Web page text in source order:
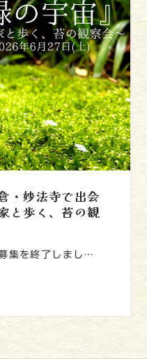
・妙法寺で出会
と歩く、苔の観
集を終了しまし…